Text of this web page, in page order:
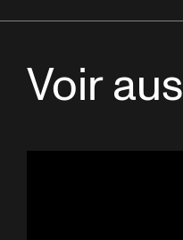
Voir